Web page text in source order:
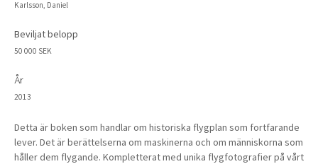
Karlsson, Daniel
Beviljat belopp
50 000 SEK
År
2013
Detta är boken som handlar om historiska flygplan som fortfarande
lever. Det är berättelserna om maskinerna och om människorna som
håller dem flygande. Kompletterat med unika flygfotografier på vårt